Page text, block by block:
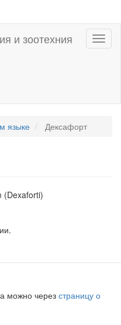
и зоотехния
языке Дексафорт
(Dexaforti)
можно через страницу о